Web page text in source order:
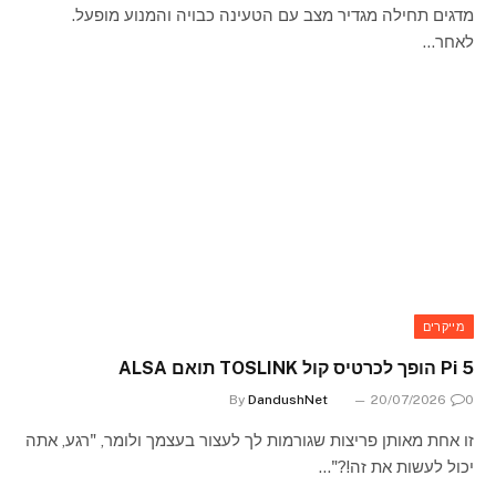
מדגים תחילה מגדיר מצב עם הטעינה כבויה והמנוע מופעל.
לאחר…
מייקרים
Pi 5 הופך לכרטיס קול TOSLINK תואם ALSA
By DandushNet 20/07/2026 0
זו אחת מאותן פריצות שגורמות לך לעצור בעצמך ולומר, "רגע, אתה
יכול לעשות את זה!?"…